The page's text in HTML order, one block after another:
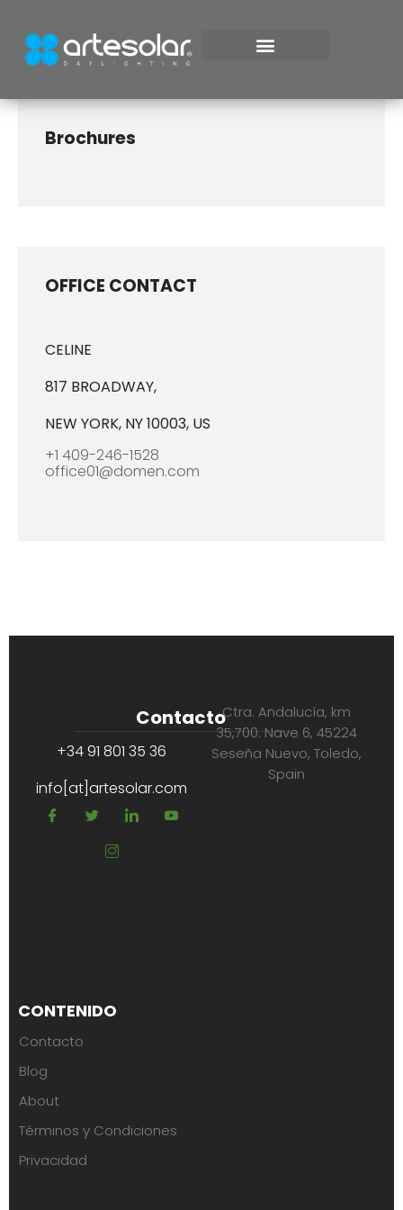
Brochures
OFFICE CONTACT
CELINE
817 BROADWAY,
NEW YORK, NY 10003, US
+1 409-246-1528
office01@domen.com
Contacto
+34 91 801 35 36
info[at]artesolar.com
Ctra. Andalucía, km
35,700. Nave 6, 45224
Seseña Nuevo, Toledo,
Spain
CONTENIDO
Contacto
Blog
About
Términos y Condiciones
Privacidad